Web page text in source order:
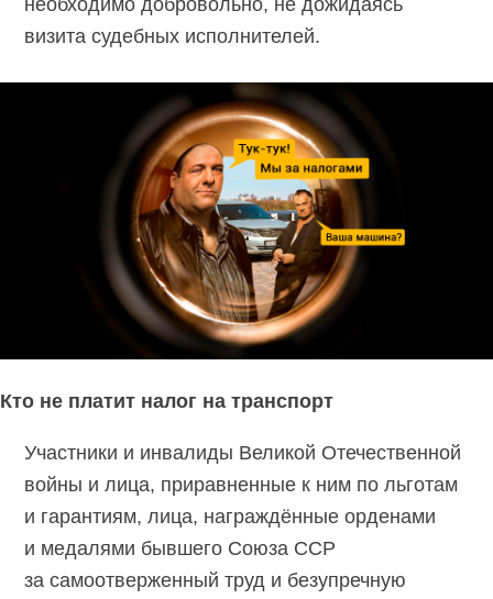
визита судебных исполнителей.
Кто не платит налог на транспорт
Участники и инвалиды Великой Отечественной
войны и лица, приравненные к ним по льготам
и гарантиям, лица, награждённые орденами
и медалями бывшего Союза ССР
за самоотверженный труд и безупречную